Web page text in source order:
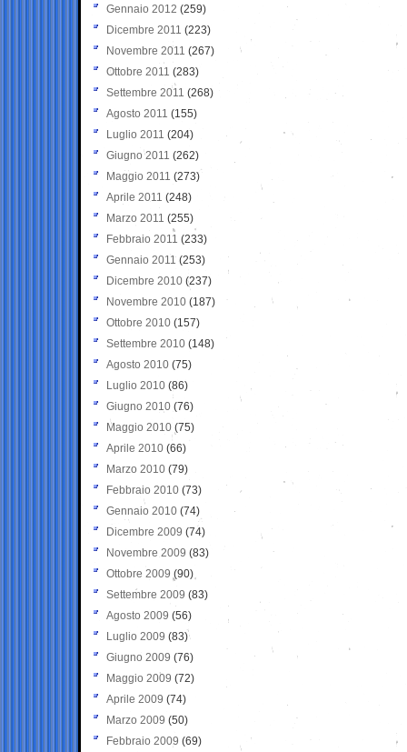
Gennaio 2012 (259)
Dicembre 2011 (223)
Novembre 2011 (267)
Ottobre 2011 (283)
Settembre 2011 (268)
Agosto 2011 (155)
Luglio 2011 (204)
Giugno 2011 (262)
Maggio 2011 (273)
Aprile 2011 (248)
Marzo 2011 (255)
Febbraio 2011 (233)
Gennaio 2011 (253)
Dicembre 2010 (237)
Novembre 2010 (187)
Ottobre 2010 (157)
Settembre 2010 (148)
Agosto 2010 (75)
Luglio 2010 (86)
Giugno 2010 (76)
Maggio 2010 (75)
Aprile 2010 (66)
Marzo 2010 (79)
Febbraio 2010 (73)
Gennaio 2010 (74)
Dicembre 2009 (74)
Novembre 2009 (83)
Ottobre 2009 (90)
Settembre 2009 (83)
Agosto 2009 (56)
Luglio 2009 (83)
Giugno 2009 (76)
Maggio 2009 (72)
Aprile 2009 (74)
Marzo 2009 (50)
Febbraio 2009 (69)